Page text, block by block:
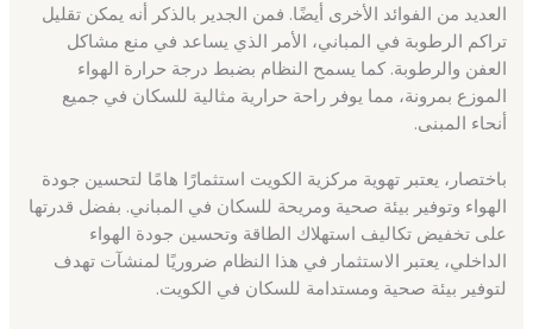
العديد من الفوائد الأخرى أيضًا. فمن الجدير بالذكر أنه يمكن تقليل
تراكم الرطوبة في المباني، الأمر الذي يساعد في منع مشاكل
العفن والرطوبة. كما يسمح النظام بضبط درجة حرارة الهواء
الموزع بمرونة، مما يوفر راحة حرارية مثالية للسكان في جميع
أنحاء المبنى.
باختصار، يعتبر تهوية مركزية الكويت استثمارًا هامًا لتحسين جودة
الهواء وتوفير بيئة صحية ومريحة للسكان في المباني. بفضل قدرتها
على تخفيض تكاليف استهلاك الطاقة وتحسين جودة الهواء
الداخلي، يعتبر الاستثمار في هذا النظام ضروريًا لمنشآت تهدف
لتوفير بيئة صحية ومستدامة للسكان في الكويت.